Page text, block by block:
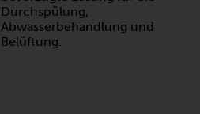
Durchspülung,
Abwasserbehandlung und
Belüftung.